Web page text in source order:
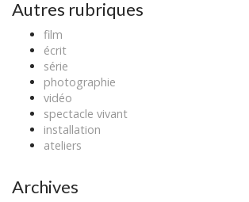
t
o
Autres rubriques
film
écrit
série
photographie
vidéo
spectacle vivant
installation
ateliers
Archives